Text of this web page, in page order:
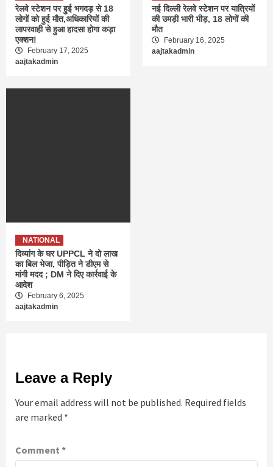
रेलवे स्टेशन पर हुई भगदड़ से 18
लोगों को हुई मौत,अधिकारियों की
लापरवाही से हुआ हादसा होगा कड़ा
एक्शन!
February 17, 2025
aajtakadmin
नई दिल्ली रेलवे स्टेशन पर यात्रियों
की उमड़ी भारी भीड़, 18 लोगों की
मौत
February 16, 2025
aajtakadmin
NATIONAL
दिव्यांग के घर UPPCL ने दो लाख
का बिल भेजा, पीड़ित ने डीएम से
मांगी मदद ; DM ने दिए कार्रवाई के
आदेश
February 6, 2025
aajtakadmin
Leave a Reply
Your email address will not be published. Required fields
are marked *
Comment *